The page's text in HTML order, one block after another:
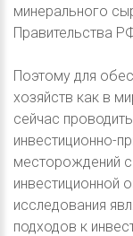
минерального
Правительства
Поэтому для
хозяйств как в
сейчас
инвестиционно-
месторождений
инвестиционной
исследования
подходов к